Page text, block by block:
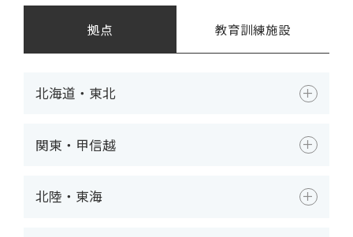
拠点 教育訓練施設
北海道・東北
関東・甲信越
北陸・東海